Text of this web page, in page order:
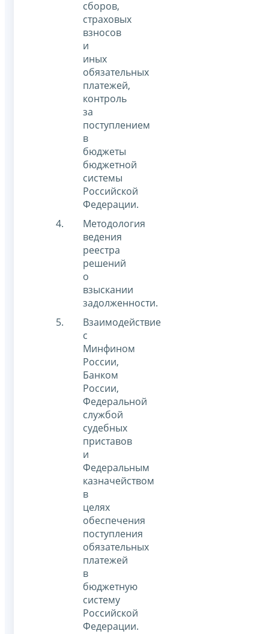
сборов,
страховых
взносов
и
иных
обязательных
платежей,
контроль
за
поступлением
в
бюджеты
бюджетной
системы
Российской
Федерации.
Методология
ведения
реестра
решений
о
взыскании
задолженности.
Взаимодействие
с
Минфином
России,
Банком
России,
Федеральной
службой
судебных
приставов
и
Федеральным
казначейством
в
целях
обеспечения
поступления
обязательных
платежей
в
бюджетную
систему
Российской
Федерации.